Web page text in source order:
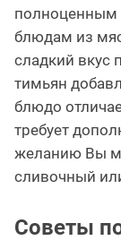
полноценным
блюдам из
сладкий вкус
тимьян
блюдо
требует
желанию Вы
сливочный
Советы